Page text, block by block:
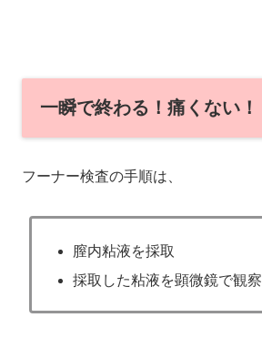
一瞬で終わる！痛くない！
フーナー検査の手順は、
膣内粘液を採取
採取した粘液を顕微鏡で観察